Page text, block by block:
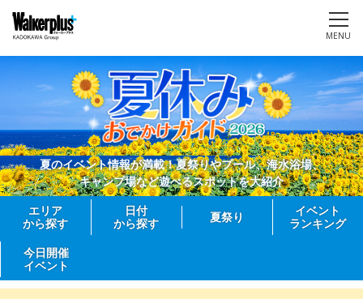
MENU
夏のイベント情報が満載！夏祭りやプール、海水浴場、
キャンプ場など遊べるスポットを大紹介
エリア
から探す
日付
から探す
夏祭り
イベント
ランキング
今日開催
イベント